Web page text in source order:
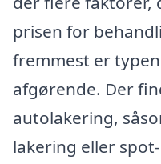
prisen for
fremmest er
afgørende. Der
autolakering,
lakering eller